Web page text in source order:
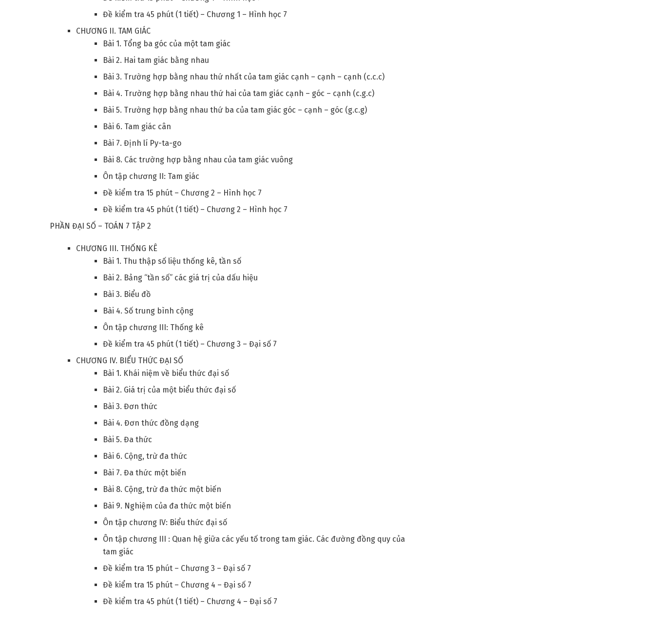
Đề kiểm tra 45 phút (1 tiết) – Chương 1 – Hình học 7
CHƯƠNG II. TAM GIÁC
Bài 1. Tổng ba góc của một tam giác
Bài 2. Hai tam giác bằng nhau
Bài 3. Trường hợp bằng nhau thứ nhất của tam giác cạnh – cạnh – cạnh (c.c.c)
Bài 4. Trường hợp bằng nhau thứ hai của tam giác cạnh – góc – cạnh (c.g.c)
Bài 5. Trường hợp bằng nhau thứ ba của tam giác góc – cạnh – góc (g.c.g)
Bài 6. Tam giác cân
Bài 7. Định lí Py-ta-go
Bài 8. Các trường hợp bằng nhau của tam giác vuông
Ôn tập chương II: Tam giác
Đề kiểm tra 15 phút – Chương 2 – Hình học 7
Đề kiểm tra 45 phút (1 tiết) – Chương 2 – Hình học 7
PHẦN ĐẠI SỐ – TOÁN 7 TẬP 2
CHƯƠNG III. THỐNG KÊ
Bài 1. Thu thập số liệu thống kê, tần số
Bài 2. Bảng “tần số” các giá trị của dấu hiệu
Bài 3. Biểu đồ
Bài 4. Số trung bình cộng
Ôn tập chương III: Thống kê
Đề kiểm tra 45 phút (1 tiết) – Chương 3 – Đại số 7
CHƯƠNG IV. BIỂU THỨC ĐẠI SỐ
Bài 1. Khái niệm về biểu thức đại số
Bài 2. Giá trị của một biểu thức đại số
Bài 3. Đơn thức
Bài 4. Đơn thức đồng dạng
Bài 5. Đa thức
Bài 6. Cộng, trừ đa thức
Bài 7. Đa thức một biến
Bài 8. Cộng, trừ đa thức một biến
Bài 9. Nghiệm của đa thức một biến
Ôn tập chương IV: Biểu thức đại số
Ôn tập chương III : Quan hệ giữa các yếu tố trong tam giác. Các đường đồng quy của
tam giác
Đề kiểm tra 15 phút – Chương 3 – Đại số 7
Đề kiểm tra 15 phút – Chương 4 – Đại số 7
Đề kiểm tra 45 phút (1 tiết) – Chương 4 – Đại số 7